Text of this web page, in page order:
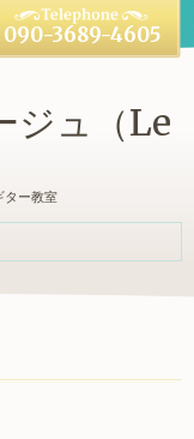
ジュ（Le
ター教室
090-3689-4605